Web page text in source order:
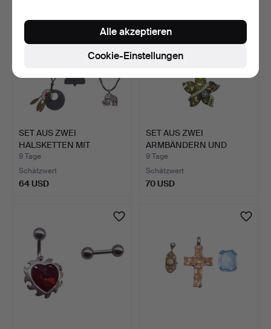
SET AUS ZWEI
HALSKETTEN MIT
ANHÄNGERN UND …
9 Tage
Schätzwert
64 USD
SET AUS ZWEI
ARMBÄNDERN UND
EINEM ANHÄNGER.
9 Tage
Schätzwert
70 USD
Cookie-Einstellungen
Alle akzeptieren